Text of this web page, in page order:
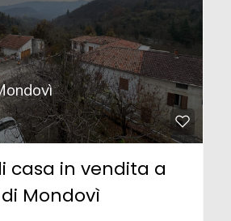
casa in vendita a
Mondovì